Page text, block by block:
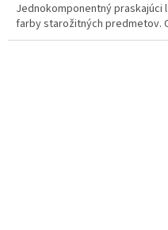
Jednokomponentný
farby starožitných predmetov.